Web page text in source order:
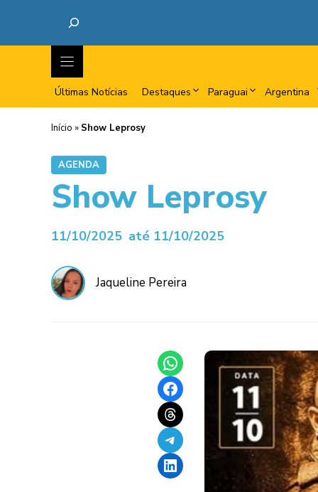
Últimas Notícias Destaques Paraguai Argentina
Início » Show Leprosy
AGENDA
Show Leprosy
11/10/2025 até 11/10/2025
Jaqueline Pereira
Share on WhatsApp
Share on Facebook
Share on Threads
Share on Telegram
Share on LinkedIn